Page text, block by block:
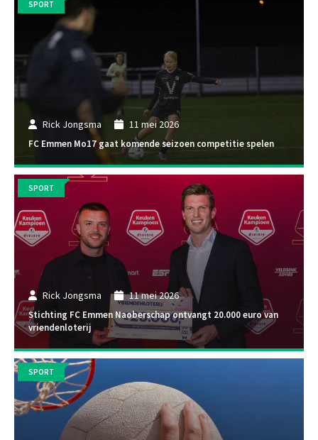
Rick Jongsma 11 mei 2026
FC Emmen Mo17 gaat komende seizoen competitie spelen
SPORT
Rick Jongsma 11 mei 2026
Stichting FC Emmen Naoberschap ontvangt 20.000 euro van
vriendenloterij
SPORT
SPORT